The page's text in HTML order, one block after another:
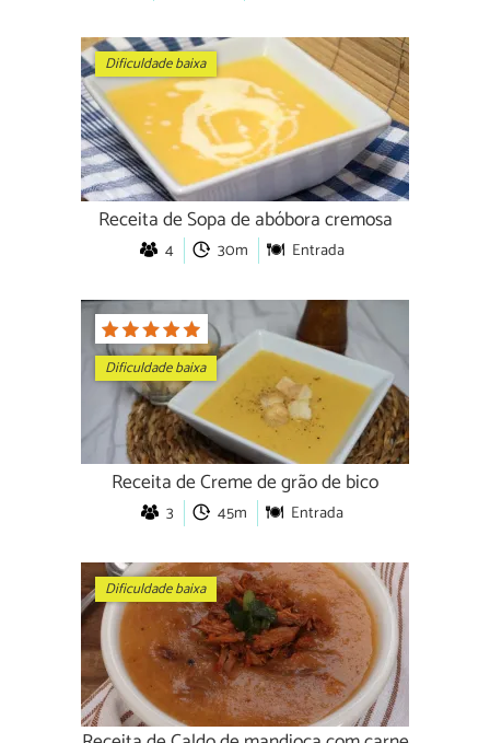
Dificuldade baixa
Receita de Sopa de abóbora cremosa
4 30m Entrada
Dificuldade baixa
Receita de Creme de grão de bico
3 45m Entrada
Dificuldade baixa